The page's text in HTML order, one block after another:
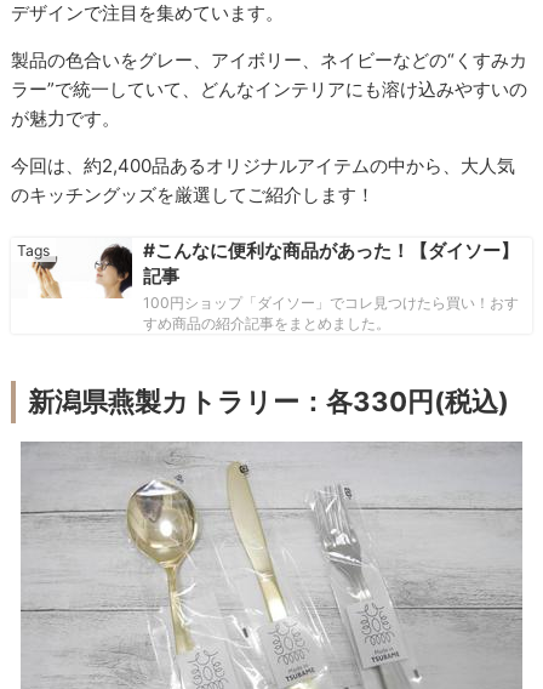
デザインで注目を集めています。
製品の色合いをグレー、アイボリー、ネイビーなどの“くすみカ
ラー”で統一していて、どんなインテリアにも溶け込みやすいの
が魅力です。
今回は、約2,400品あるオリジナルアイテムの中から、大人気
のキッチングッズを厳選してご紹介します！
#こんなに便利な商品があった！【ダイソー】
記事
100円ショップ「ダイソー」でコレ見つけたら買い！おす
すめ商品の紹介記事をまとめました。
新潟県燕製カトラリー：各330円(税込)